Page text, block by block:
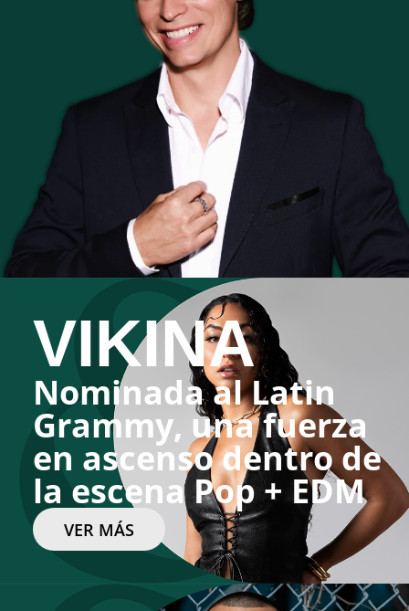
VIKINA
Nominada al Latin
Grammy, una fuerza
en ascenso dentro de
la escena Pop + EDM
VER MÁS